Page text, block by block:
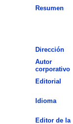
Resumen
Dirección
Autor
corporativo
Editorial
Idioma
Editor de la